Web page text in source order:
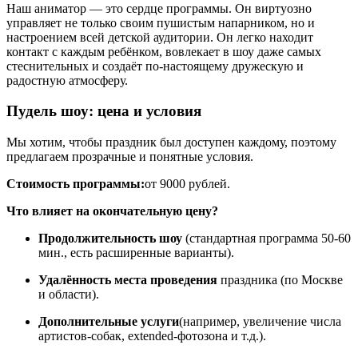
Наш аниматор — это сердце программы. Он виртуозно
управляет не только своим пушистым напарником, но и
настроением всей детской аудитории. Он легко находит
контакт с каждым ребёнком, вовлекает в шоу даже самых
стеснительных и создаёт по-настоящему дружескую и
радостную атмосферу.
Пудель шоу: цена и условия
Мы хотим, чтобы праздник был доступен каждому, поэтому
предлагаем прозрачные и понятные условия.
Стоимость программы:от 9000 рублей.
Что влияет на окончательную цену?
Продолжительность шоу (стандартная программа 50-60
мин., есть расширенные варианты).
Удалённость места проведения праздника (по Москве
и области).
Дополнительные услуги(например, увеличение числа
артистов-собак, extended-фотозона и т.д.).